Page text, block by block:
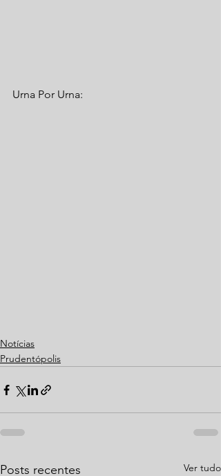
Urna Por Urna:
Notícias
Prudentópolis
Posts recentes Ver tudo